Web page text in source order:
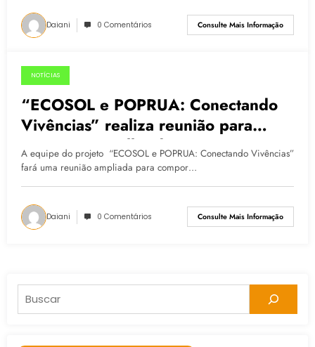
Daiani 0 Comentários Consulte Mais Informação
05.05.2015
NOTÍCIAS
“ECOSOL e POPRUA: Conectando
Vivências” realiza reunião para
compor Conselho de
Acompanhamento de suas Ações
A equipe do projeto “ECOSOL e POPRUA: Conectando Vivências”
fará uma reunião ampliada para compor…
Daiani 0 Comentários Consulte Mais Informação
Pesquisar